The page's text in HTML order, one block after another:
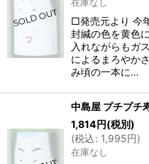
在庫なし
□発売元より 今
封緘の色を黄色
入れながらもガ
によるまろやか
み頃の一本に…
中島屋 プチプチ
1,814円(税別)
(税込: 1,995円)
在庫なし